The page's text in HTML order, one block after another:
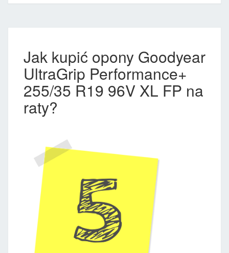
Jak kupić opony Goodyear
UltraGrip Performance+
255/35 R19 96V XL FP na
raty?